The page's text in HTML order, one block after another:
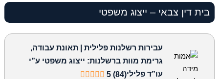
בית דין צבאי – ייצוג משפטי
עבירות רשלנות פלילית | תאונת עבודה,
גרימת מוות ברשלנות: ייצוג משפטי ע”י
עו”ד פלילי5 (84)